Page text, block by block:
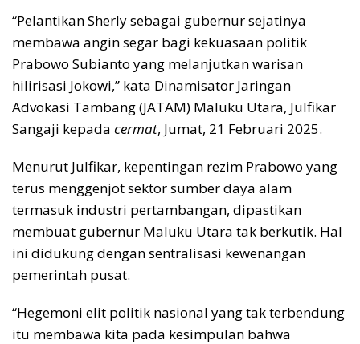
“Pelantikan Sherly sebagai gubernur sejatinya
membawa angin segar bagi kekuasaan politik
Prabowo Subianto yang melanjutkan warisan
hilirisasi Jokowi,” kata Dinamisator Jaringan
Advokasi Tambang (JATAM) Maluku Utara, Julfikar
Sangaji kepada cermat, Jumat, 21 Februari 2025.
Menurut Julfikar, kepentingan rezim Prabowo yang
terus menggenjot sektor sumber daya alam
termasuk industri pertambangan, dipastikan
membuat gubernur Maluku Utara tak berkutik. Hal
ini didukung dengan sentralisasi kewenangan
pemerintah pusat.
“Hegemoni elit politik nasional yang tak terbendung
itu membawa kita pada kesimpulan bahwa